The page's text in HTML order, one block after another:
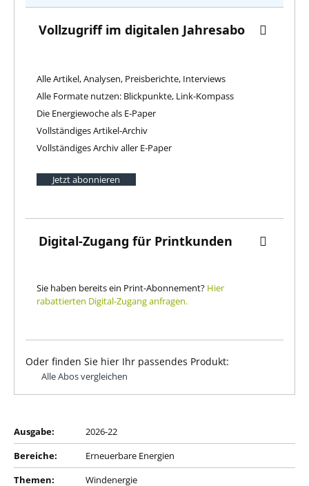
Vollzugriff im digitalen Jahresabo
Alle Artikel, Analysen, Preisberichte, Interviews
Alle Formate nutzen: Blickpunkte, Link-Kompass
Die Energiewoche als E-Paper
Vollständiges Artikel-Archiv
Vollständiges Archiv aller E-Paper
Jetzt abonnieren
Digital-Zugang für Printkunden
Sie haben bereits ein Print-Abonnement? Hier
rabattierten Digital-Zugang anfragen.
Oder finden Sie hier Ihr passendes Produkt:
Alle Abos vergleichen
Ausgabe:
2026-22
Bereiche:
Erneuerbare Energien
Themen:
Windenergie